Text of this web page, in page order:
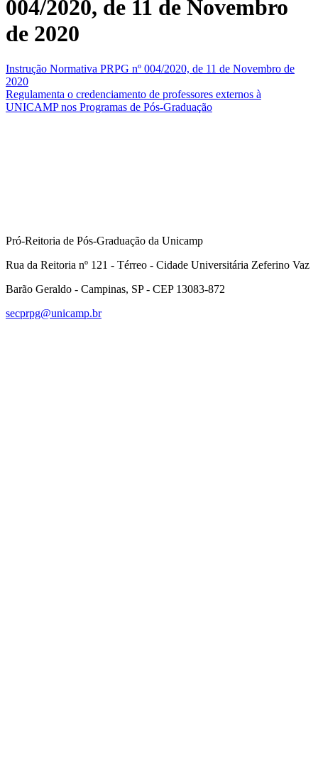
004/2020, de 11 de Novembro
de 2020
Instrução Normativa PRPG nº 004/2020, de 11 de Novembro de
2020
Regulamenta o credenciamento de professores externos à
UNICAMP nos Programas de Pós-Graduação
Pró-Reitoria de Pós-Graduação da Unicamp
Rua da Reitoria nº 121 - Térreo - Cidade Universitária Zeferino Vaz
Barão Geraldo - Campinas, SP - CEP 13083-872
secprpg@unicamp.br